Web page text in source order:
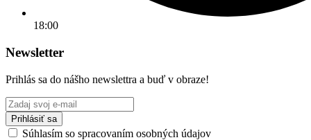
18:00
Newsletter
Prihlás sa do nášho newslettra a buď v obraze!
Prihlásiť sa
Súhlasím so spracovaním osobných údajov